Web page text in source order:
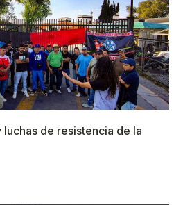
de resistencia de la